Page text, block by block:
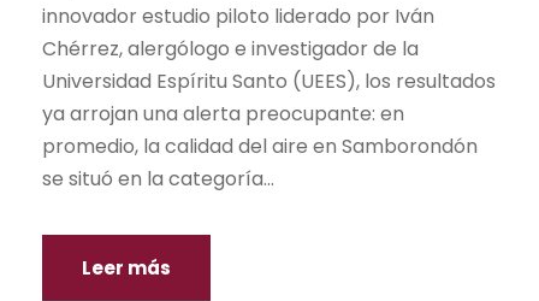
innovador estudio piloto liderado por Iván
Chérrez, alergólogo e investigador de la
Universidad Espíritu Santo (UEES), los resultados
ya arrojan una alerta preocupante: en
promedio, la calidad del aire en Samborondón
se situó en la categoría...
Leer más